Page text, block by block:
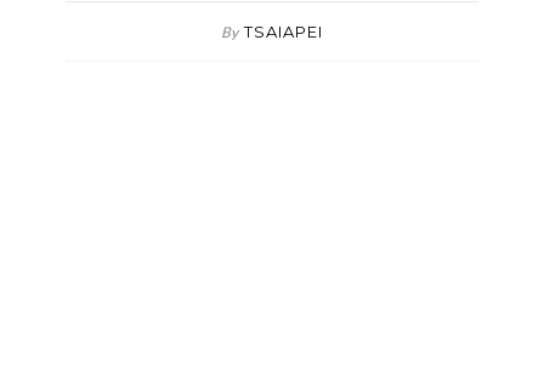
By TSAIAPEI